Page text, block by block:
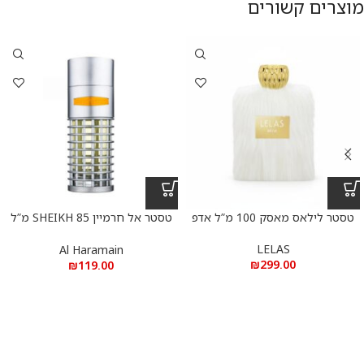
מוצרים קשורים
טסטר לילאס מאסק 100 מ”ל אדפ
LELAS
₪299.00
טסטר אל חרמיין SHEIKH 85 מ”ל
Al Haramain
₪119.00